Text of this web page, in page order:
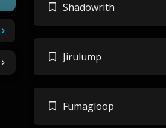
Shadowrith
Jirulump
Fumagloop